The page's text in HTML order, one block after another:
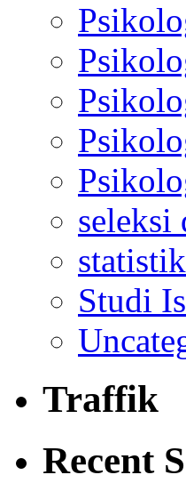
seleksi
Studi
Traffik
Recent